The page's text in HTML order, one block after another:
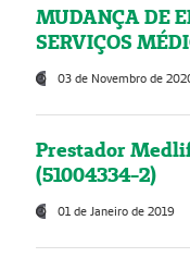
MUDANÇA DE
SERVIÇOS
03 de Novembro de
Prestador
(51004334-2)
01 de Janeiro de 2019